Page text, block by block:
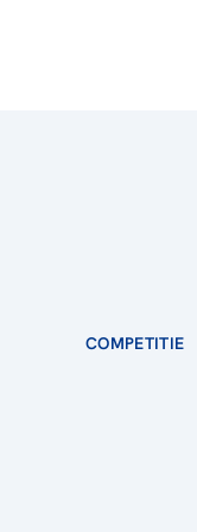
COMPETITIE